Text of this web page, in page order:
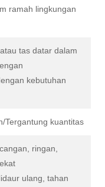
ramah lingkungan
tas datar dalam
kebutuhan
Tergantung kuantitas
ringan,
ulang, tahan